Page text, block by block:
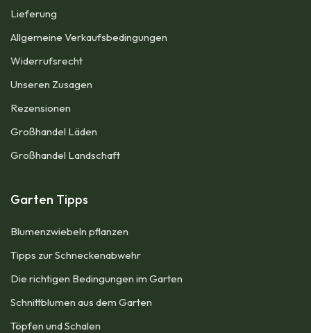
Lieferung
Allgemeine Verkaufsbedingungen​
Widerrufsrecht
Unseren Zusagen
Rezensionen​
Großhandel Läden
Großhandel Landschaft
Garten Tipps
Blumenzwiebeln pflanzen
Tipps zur Schneckenabwehr
Die richtigen Bedingungen im Garten
Schnittblumen aus dem Garten
Töpfen und Schalen